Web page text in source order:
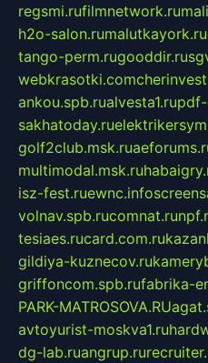
regsmi.rufilmnetwork.ru
h2o-salon.rumalutkayork.ru
tango-perm.rugooddir.ru
webkrasotki.com
ankou.spb.rualvesta1.ru
sakhatoday.ru
golf2club.msk.ru
multimodal.msk.ru
isz-fest.ruewnc.info
volnav.spb.rucomnat.ru
tesiaes.rucard.com.ru
gildiya-kuznecov.ru
griffoncom.spb.rufabrika-
PARK-MATROSOVA.RU
avtoyurist-moskva1.ru
dg-lab.ruangrup.ru